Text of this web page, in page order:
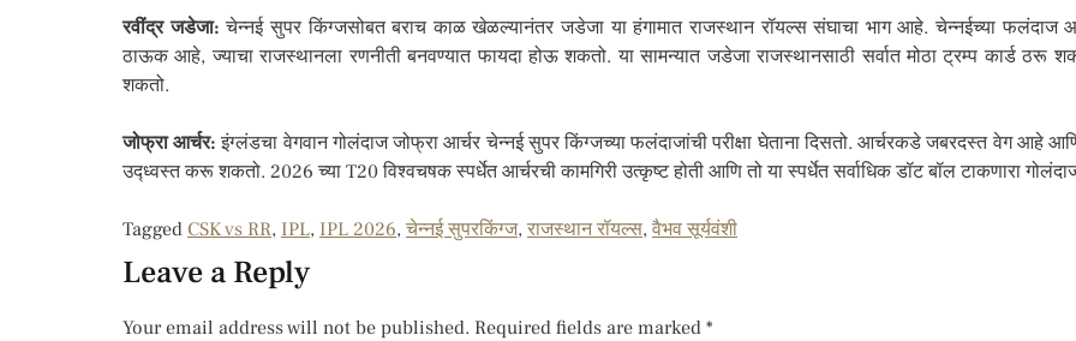
रवींद्र जडेजा: चेन्नई सुपर किंग्जसोबत बराच काळ खेळल्यानंतर जडेजा या हंगामात राजस्थान रॉयल्स संघाचा भाग आहे. चेन्नईच्या
ठाऊक आहे, ज्याचा राजस्थानला रणनीती बनवण्यात फायदा होऊ शकतो. या सामन्यात जडेजा राजस्थानसाठी सर्वात मोठा ट्रम्प कार्ड ठरू
शकतो.
जोफ्रा आर्चर: इंग्लंडचा वेगवान गोलंदाज जोफ्रा आर्चर चेन्नई सुपर किंग्जच्या फलंदाजांची परीक्षा घेताना दिसतो. आर्चरकडे जबरदस्त वेग आहे
उद्ध्वस्त करू शकतो. 2026 च्या T20 विश्वचषक स्पर्धेत आर्चरची कामगिरी उत्कृष्ट होती आणि तो या स्पर्धेत सर्वाधिक डॉट बॉल टाकणारा
Tagged CSK vs RR, IPL, IPL 2026, चेन्नई सुपरकिंग्ज, राजस्थान रॉयल्स, वैभव सूर्यवंशी
Leave a Reply
Your email address will not be published. Required fields are marked *